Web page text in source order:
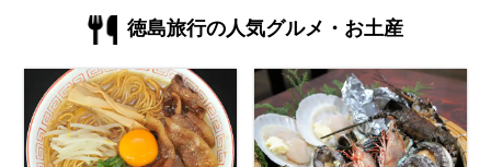
徳島旅行の人気グルメ・お土産